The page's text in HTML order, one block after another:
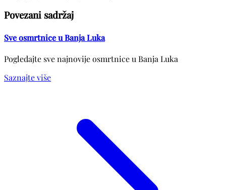
Povezani sadržaj
Sve osmrtnice u Banja Luka
Pogledajte sve najnovije osmrtnice u Banja Luka
Saznajte više